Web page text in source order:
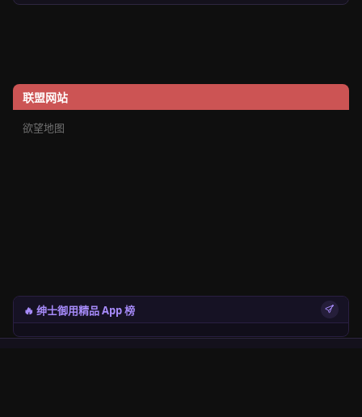
联盟网站
欲望地图
🔥 绅士御用精品 App 榜